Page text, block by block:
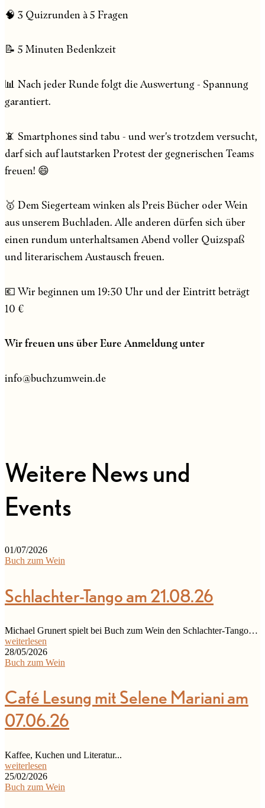
🧠 3 Quizrunden à 5 Fragen
📝 5 Minuten Bedenkzeit
📊 Nach jeder Runde folgt die Auswertung - Spannung
garantiert.
📵 Smartphones sind tabu - und wer's trotzdem versucht,
darf sich auf lautstarken Protest der gegnerischen Teams
freuen! 😄
🥇 Dem Siegerteam winken als Preis Bücher oder Wein
aus unserem Buchladen. Alle anderen dürfen sich über
einen rundum unterhaltsamen Abend voller Quizspaß
und literarischem Austausch freuen.
💶 Wir beginnen um 19:30 Uhr und der Eintritt beträgt
10 €
Wir freuen uns über Eure Anmeldung unter
info@buchzumwein.de
Weitere News und
Events
01/07/2026
Buch zum Wein
Schlachter-Tango am 21.08.26
Michael Grunert spielt bei Buch zum Wein den Schlachter-Tango…
weiterlesen
28/05/2026
Buch zum Wein
Café Lesung mit Selene Mariani am
07.06.26
Kaffee, Kuchen und Literatur...
weiterlesen
25/02/2026
Buch zum Wein